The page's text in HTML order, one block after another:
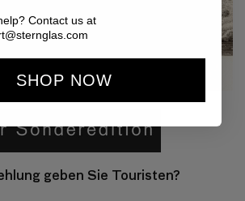
geben Sie Touristen?
Contact us at
SHOP NOW